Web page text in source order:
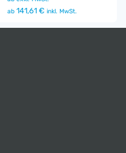
ab 141,61 € inkl. MwSt.